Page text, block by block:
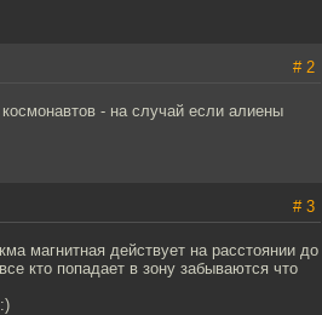
# 2
- на случай если алиены
# 3
магнитная действует на расстоянии до
кто попадает в зону забываются что